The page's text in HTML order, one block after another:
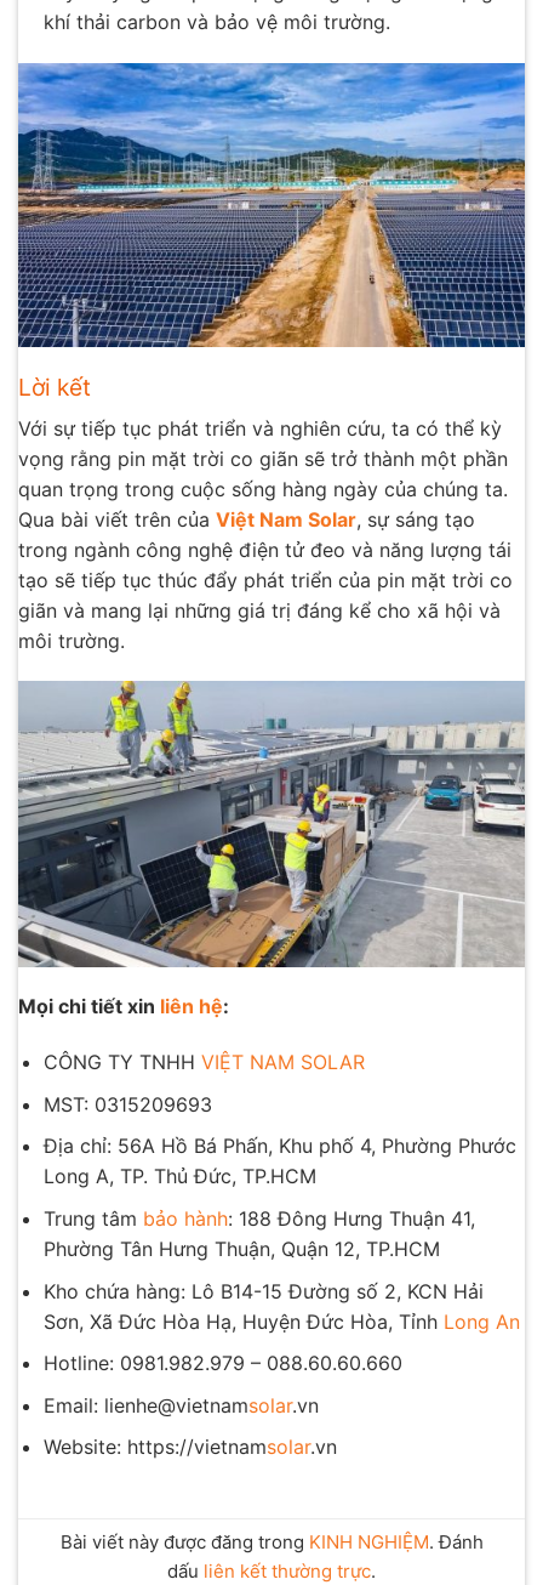
khí thải carbon và bảo vệ môi trường.
Lời kết
Với sự tiếp tục phát triển và nghiên cứu, ta có thể kỳ
vọng rằng pin mặt trời co giãn sẽ trở thành một phần
quan trọng trong cuộc sống hàng ngày của chúng ta.
Qua bài viết trên của Việt Nam Solar, sự sáng tạo
trong ngành công nghệ điện tử đeo và năng lượng tái
tạo sẽ tiếp tục thúc đẩy phát triển của pin mặt trời co
giãn và mang lại những giá trị đáng kể cho xã hội và
môi trường.
Mọi chi tiết xin liên hệ:
CÔNG TY TNHH VIỆT NAM SOLAR
MST: 0315209693
Địa chỉ: 56A Hồ Bá Phấn, Khu phố 4, Phường Phước
Long A, TP. Thủ Đức, TP.HCM
Trung tâm bảo hành: 188 Đông Hưng Thuận 41,
Phường Tân Hưng Thuận, Quận 12, TP.HCM
Kho chứa hàng: Lô B14-15 Đường số 2, KCN Hải
Sơn, Xã Đức Hòa Hạ, Huyện Đức Hòa, Tỉnh Long An
Hotline: 0981.982.979 – 088.60.60.660
Email: lienhe@vietnamsolar.vn
Website: https://vietnamsolar.vn
Bài viết này được đăng trong KINH NGHIỆM. Đánh
dấu liên kết thường trực.